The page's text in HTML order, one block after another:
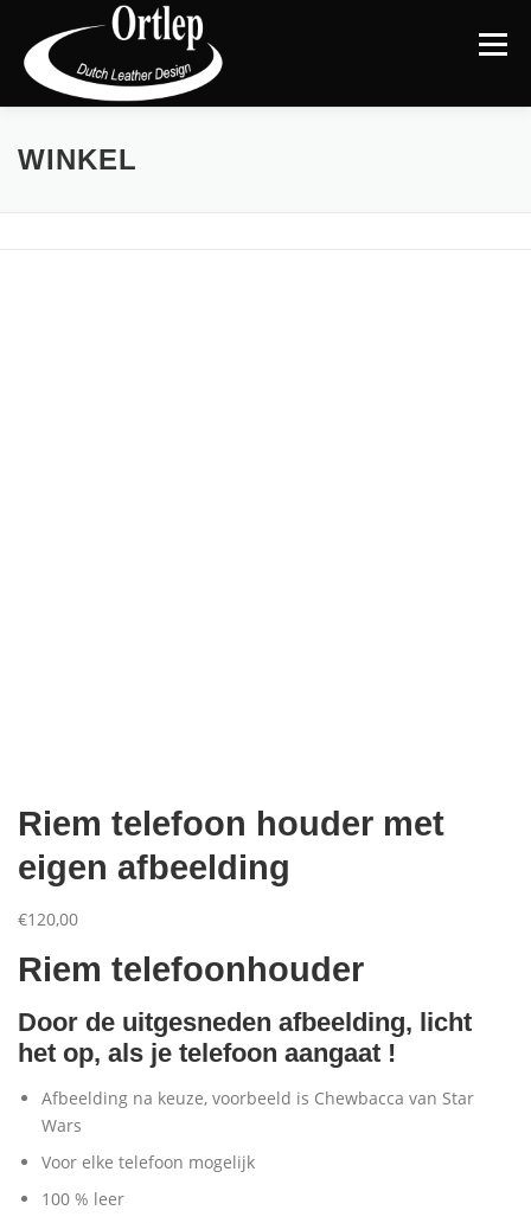
Menu
TERUG NAAR DE WEBSITE
WINKEL
Riem telefoon houder met
eigen afbeelding
€120,00
Riem telefoonhouder
Door de uitgesneden afbeelding, licht
het op, als je telefoon aangaat !
Afbeelding na keuze, voorbeeld is Chewbacca van Star
Wars
Voor elke telefoon mogelijk
100 % leer